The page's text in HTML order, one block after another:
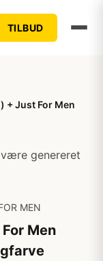
TILBUD
+ Just For Men
genereret
MEN
Men